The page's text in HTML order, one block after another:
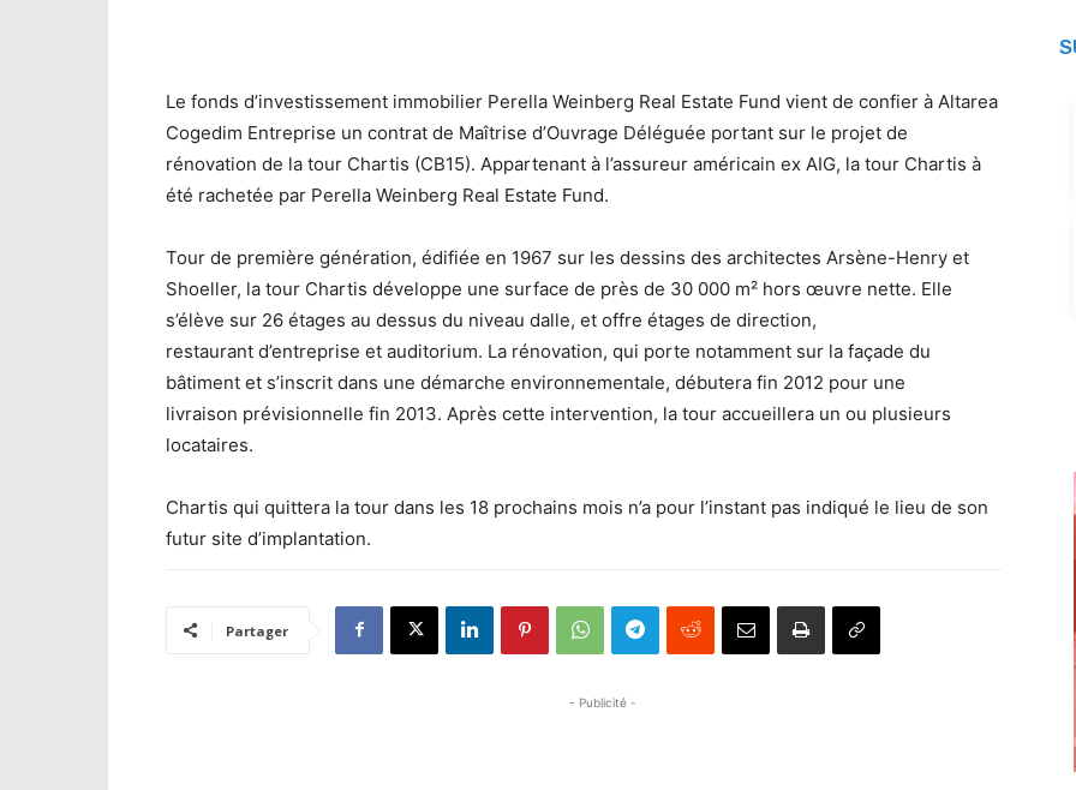
Le fonds d’investissement immobilier Perella Weinberg Real Estate Fund vient de confier à Altarea
Cogedim Entreprise un contrat de Maîtrise d’Ouvrage Déléguée portant sur le projet de
rénovation de la tour Chartis (CB15). Appartenant à l’assureur américain ex AIG, la tour Chartis à
été rachetée par Perella Weinberg Real Estate Fund.
Tour de première génération, édifiée en 1967 sur les dessins des architectes Arsène-Henry et
Shoeller, la tour Chartis développe une surface de près de 30 000 m² hors œuvre nette. Elle
s’élève sur 26 étages au dessus du niveau dalle, et offre étages de direction,
restaurant d’entreprise et auditorium. La rénovation, qui porte notamment sur la façade du
bâtiment et s’inscrit dans une démarche environnementale, débutera fin 2012 pour une
livraison prévisionnelle fin 2013. Après cette intervention, la tour accueillera un ou plusieurs
locataires.
Chartis qui quittera la tour dans les 18 prochains mois n’a pour l’instant pas indiqué le lieu de son
futur site d’implantation.
Partager
- Publicité -